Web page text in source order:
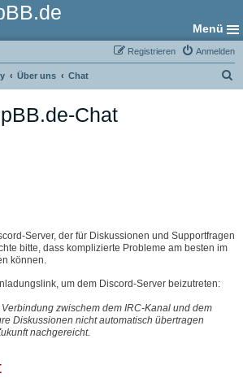
Menü
Anmelden
Registrieren
Über uns Chat
Chat
Server, der für Diskussionen und Supportfragen
bitte, dass komplizierte Probleme am besten im
können.
um dem Discord-Server beizutreten:
zwischem dem IRC-Kanal und dem
Diskussionen nicht automatisch übertragen
nachgereicht.